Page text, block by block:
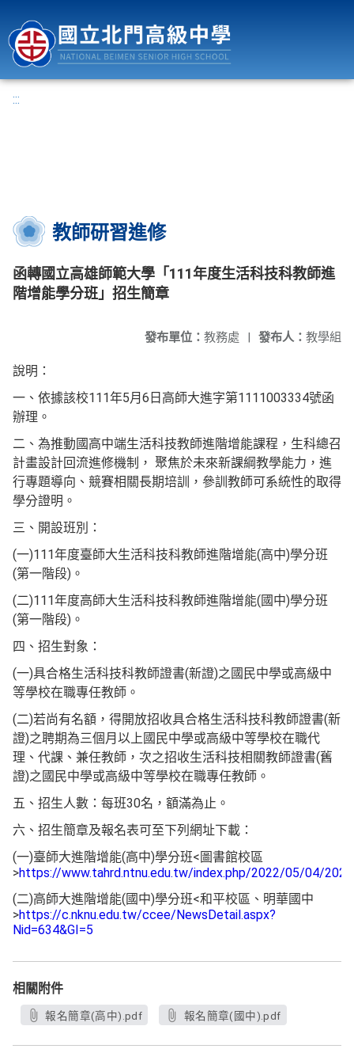
:::
教師研習進修
函轉國立高雄師範大學「111年度生活科技科教師進
階增能學分班」招生簡章
發布人： 教學組
發布單位： 教務處 |
說明：
一、依據該校111年5月6日高師大進字第1111003334號函
辦理。
二、為推動國高中端生活科技教師進階增能課程，生科總召
計畫設計回流進修機制， 聚焦於未來新課綱教學能力，進
行專題導向、競賽相關長期培訓，參訓教師可系統性的取得
學分證明。
三、開設班別：
(一)111年度臺師大生活科技科教師進階增能(高中)學分班
(第一階段)。
(二)111年度高師大生活科技科教師進階增能(國中)學分班
(第一階段)。
四、招生對象：
(一)具合格生活科技科教師證書(新證)之國民中學或高級中
等學校在職專任教師。
(二)若尚有名額，得開放招收具合格生活科技科教師證書(新
證)之聘期為三個月以上國民中學或高級中等學校在職代
理、代課、兼任教師，次之招收生活科技相關教師證書(舊
證)之國民中學或高級中等學校在職專任教師。
五、招生人數：每班30名，額滿為止。
六、招生簡章及報名表可至下列網址下載：
(一)臺師大進階增能(高中)學分班<圖書館校區
>https://www.tahrd.ntnu.edu.tw/index.php/2022/05/04/
(二)高師大進階增能(國中)學分班<和平校區、明華國中
>https://c.nknu.edu.tw/ccee/NewsDetail.aspx?
Nid=634&GI=5
相關附件
報名簡章(高中).pdf 報名簡章(國中).pdf